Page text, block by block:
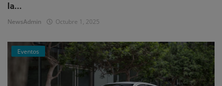
la...
NewsAdmin Octubre 1, 2025
Eventos